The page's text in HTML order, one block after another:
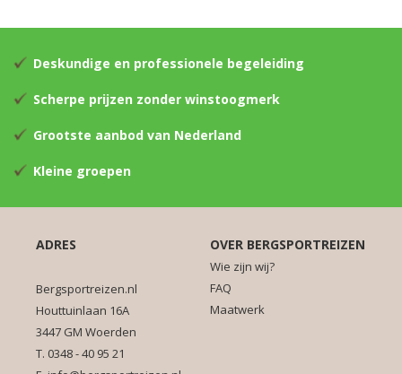
Deskundige en professionele begeleiding
Scherpe prijzen zonder winstoogmerk
Grootste aanbod van Nederland
Kleine groepen
ADRES
Bergsportreizen.nl
Houttuinlaan 16A
3447 GM Woerden
T. 0348 - 40 95 21
OVER BERGSPORTREIZEN
Wie zijn wij?
FAQ
Maatwerk